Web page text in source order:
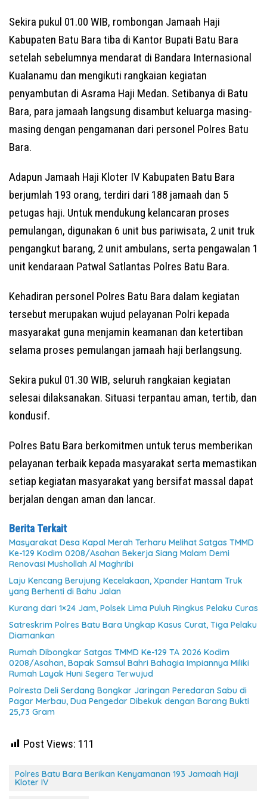
Sekira pukul 01.00 WIB, rombongan Jamaah Haji
Kabupaten Batu Bara tiba di Kantor Bupati Batu Bara
setelah sebelumnya mendarat di Bandara Internasional
Kualanamu dan mengikuti rangkaian kegiatan
penyambutan di Asrama Haji Medan. Setibanya di Batu
Bara, para jamaah langsung disambut keluarga masing-
masing dengan pengamanan dari personel Polres Batu
Bara.
Adapun Jamaah Haji Kloter IV Kabupaten Batu Bara
berjumlah 193 orang, terdiri dari 188 jamaah dan 5
petugas haji. Untuk mendukung kelancaran proses
pemulangan, digunakan 6 unit bus pariwisata, 2 unit truk
pengangkut barang, 2 unit ambulans, serta pengawalan 1
unit kendaraan Patwal Satlantas Polres Batu Bara.
Kehadiran personel Polres Batu Bara dalam kegiatan
tersebut merupakan wujud pelayanan Polri kepada
masyarakat guna menjamin keamanan dan ketertiban
selama proses pemulangan jamaah haji berlangsung.
Sekira pukul 01.30 WIB, seluruh rangkaian kegiatan
selesai dilaksanakan. Situasi terpantau aman, tertib, dan
kondusif.
Polres Batu Bara berkomitmen untuk terus memberikan
pelayanan terbaik kepada masyarakat serta memastikan
setiap kegiatan masyarakat yang bersifat massal dapat
berjalan dengan aman dan lancar.
Berita Terkait
Masyarakat Desa Kapal Merah Terharu Melihat Satgas TMMD
Ke-129 Kodim 0208/Asahan Bekerja Siang Malam Demi
Renovasi Mushollah Al Maghribi
Laju Kencang Berujung Kecelakaan, Xpander Hantam Truk
yang Berhenti di Bahu Jalan
Kurang dari 1×24 Jam, Polsek Lima Puluh Ringkus Pelaku Curas
Satreskrim Polres Batu Bara Ungkap Kasus Curat, Tiga Pelaku
Diamankan
Rumah Dibongkar Satgas TMMD Ke-129 TA 2026 Kodim
0208/Asahan, Bapak Samsul Bahri Bahagia Impiannya Miliki
Rumah Layak Huni Segera Terwujud
Polresta Deli Serdang Bongkar Jaringan Peredaran Sabu di
Pagar Merbau, Dua Pengedar Dibekuk dengan Barang Bukti
25,73 Gram
Post Views: 111
Polres Batu Bara Berikan Kenyamanan 193 Jamaah Haji
Kloter IV